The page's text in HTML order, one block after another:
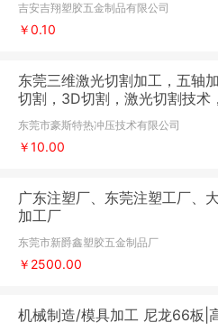
吉安吉翔塑胶五金制品有限公司
￥0.10
东莞三维激光切割加工，五轴
切割，3D切割，激光切割技术
东莞市豪斯特热冲压技术有限公司
￥10.00
广东注塑厂、东莞注塑工厂、
加工厂
东莞市新爵鑫塑胶五金制品厂
￥2500.00
机械制造/模具加工 尼龙66板|